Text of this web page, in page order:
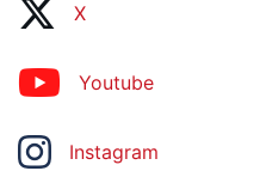
X
Youtube
Instagram